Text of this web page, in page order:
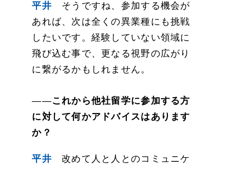
平井 そうですね、参加する機会が
あれば、次は全くの異業種にも挑戦
したいです。経験していない領域に
飛び込む事で、更なる視野の広がり
に繋がるかもしれません。
――これから他社留学に参加する方
に対して何かアドバイスはあります
か？
平井 改めて人と人とのコミュニケ